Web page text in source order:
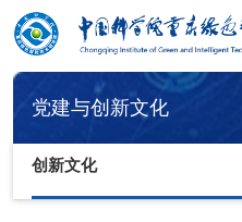
您的位置：首页 党建与创
党建与创新文化
创新文化